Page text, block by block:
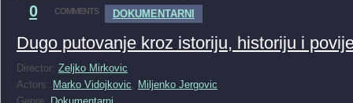
0 COMMENTS DOKUMENTARNI
Dugo putovanje kroz istoriju, historiju i
Director: Zeljko Mirkovic
Actors: Marko Vidojkovic
Miljenko Jergovic